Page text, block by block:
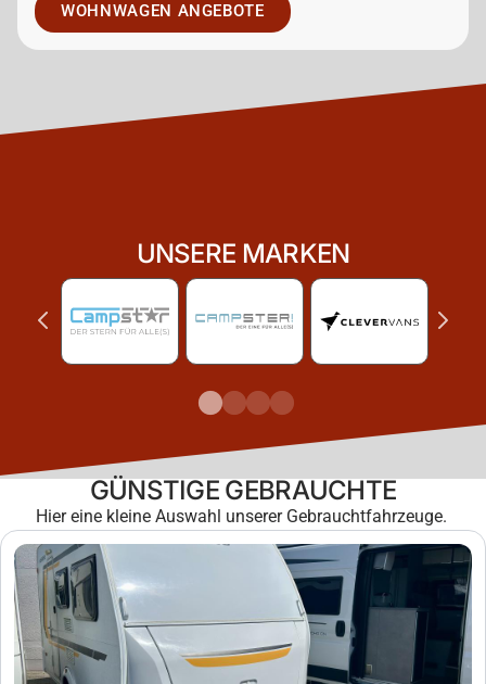
WOHNWAGEN ANGEBOTE
UNSERE MARKEN
GÜNSTIGE GEBRAUCHTE
Hier eine kleine Auswahl unserer Gebrauchtfahrzeuge.